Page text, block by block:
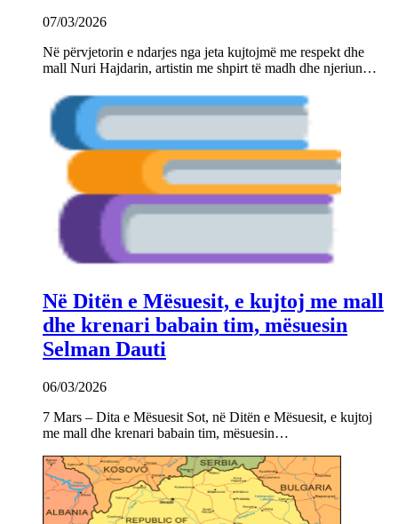
07/03/2026
Në përvjetorin e ndarjes nga jeta kujtojmë me respekt dhe
mall Nuri Hajdarin, artistin me shpirt të madh dhe njeriun…
Në Ditën e Mësuesit, e kujtoj me mall
dhe krenari babain tim, mësuesin
Selman Dauti
06/03/2026
7 Mars – Dita e Mësuesit Sot, në Ditën e Mësuesit, e kujtoj
me mall dhe krenari babain tim, mësuesin…